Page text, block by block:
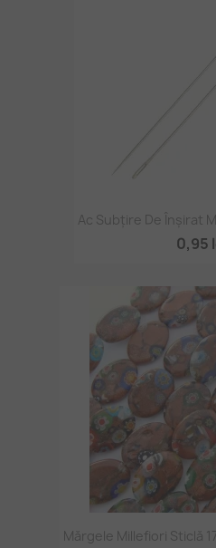
Ac Subțire De Înșirat
0,95
Mărgele Millefiori Sticlă